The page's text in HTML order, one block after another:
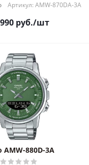
Артикул: AMW-870DA-3A
руб./шт
AMW-880D-3A